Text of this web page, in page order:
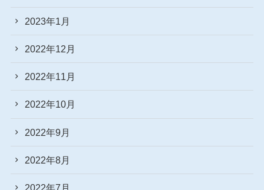
2023年1月
2022年12月
2022年11月
2022年10月
2022年9月
2022年8月
2022年7月